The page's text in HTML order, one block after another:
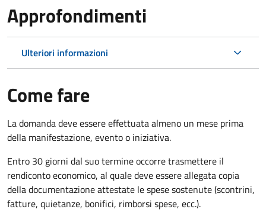
Approfondimenti
Ulteriori informazioni
Come fare
La domanda deve essere effettuata almeno un mese prima
della manifestazione, evento o iniziativa.
Entro 30 giorni dal suo termine occorre trasmettere il
rendiconto economico, al quale deve essere allegata copia
della documentazione attestate le spese sostenute (scontrini,
fatture, quietanze, bonifici, rimborsi spese, ecc.).